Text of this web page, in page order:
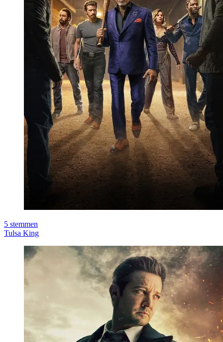
5 stemmen
Tulsa King